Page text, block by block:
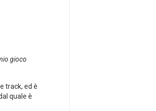
gioco
track, ed è
quale è